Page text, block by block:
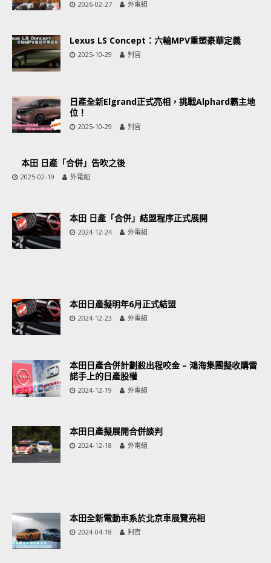
2026-02-27 外電組
Lexus LS Concept：六輪MPV重塑豪華定義
2025-10-29 判官
日產全新Elgrand正式亮相，挑戰Alphard霸主地
位！
2025-10-29 判官
本田 日產「合併」告吹之後
2025-02-19 外電組
本田 日產「合併」結盟程序正式展開
2024-12-24 外電組
本田日產擬明年6月正式結盟
2024-12-23 外電組
本田日產合併計劃殺出程咬金 – 鴻海集團擬收購雷
諾手上的日產股權
2024-12-19 外電組
本田日產擬展開合併談判
2024-12-18 外電組
本田全新電動車系於北京車展覽亮相
2024-04-18 判官